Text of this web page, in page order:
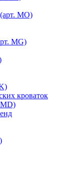
MO)
MG)
кроваток
MD)